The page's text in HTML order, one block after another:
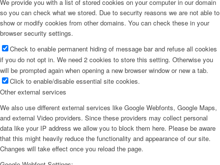
We provide you with a list of stored cookies on your computer in our domain
so you can check what we stored. Due to security reasons we are not able to
show or modify cookies from other domains. You can check these in your
browser security settings.
Check to enable permanent hiding of message bar and refuse all cookies
if you do not opt in. We need 2 cookies to store this setting. Otherwise you
will be prompted again when opening a new browser window or new a tab.
Click to enable/disable essential site cookies.
Other external services
We also use different external services like Google Webfonts, Google Maps,
and external Video providers. Since these providers may collect personal
data like your IP address we allow you to block them here. Please be aware
that this might heavily reduce the functionality and appearance of our site.
Changes will take effect once you reload the page.